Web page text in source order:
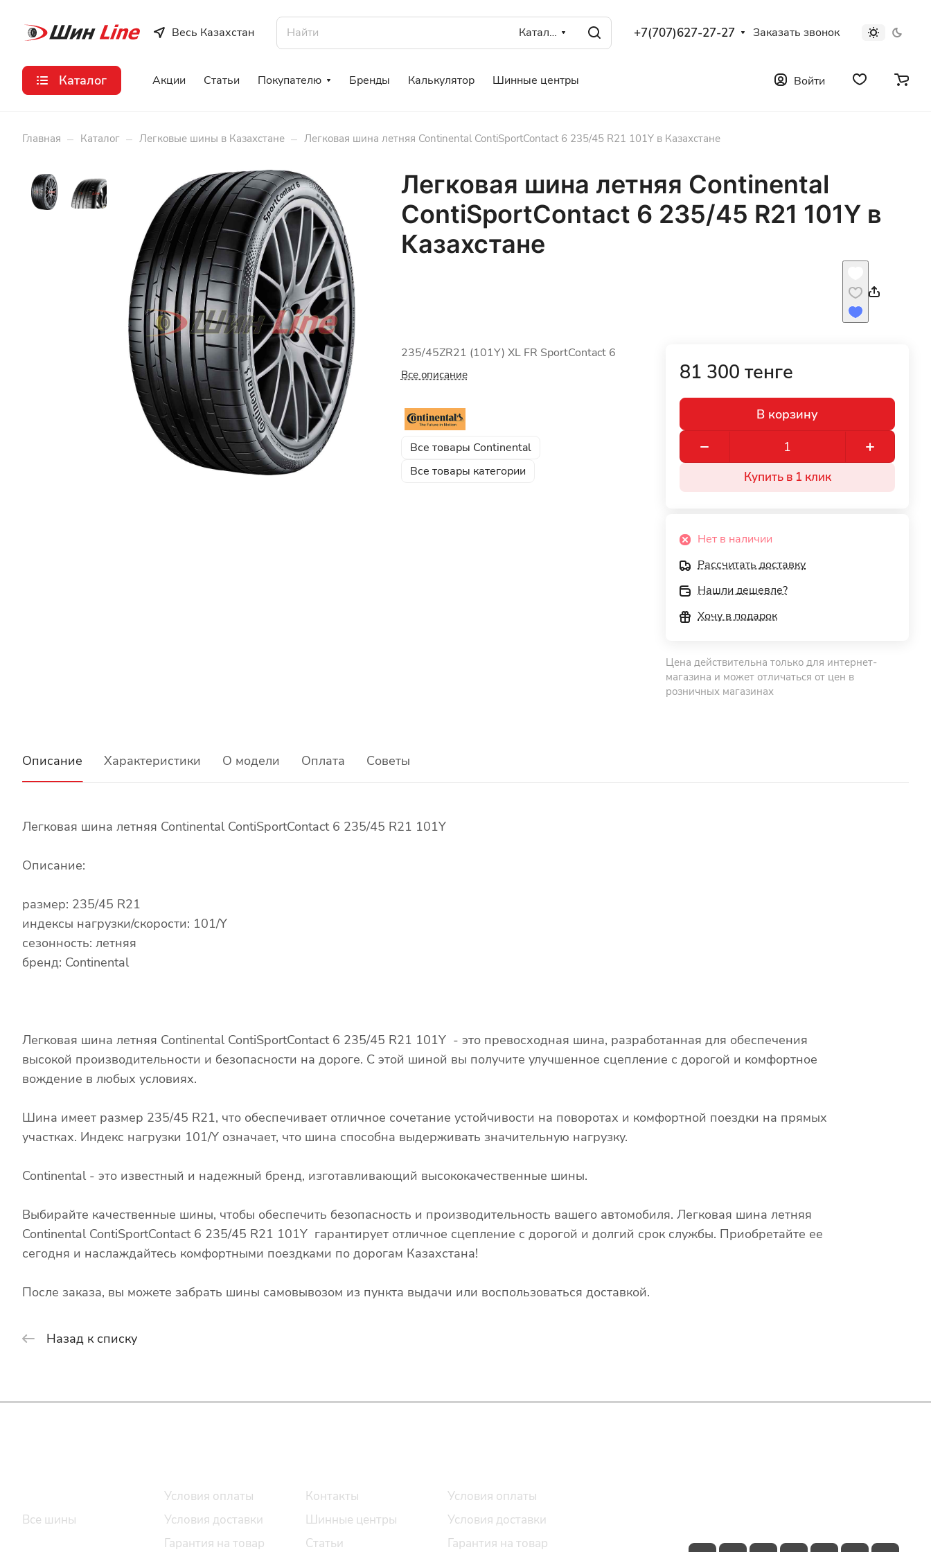
Весь Казахстан Каталог +7(707)627-27-27 Заказать звонок
Каталог Акции Статьи Покупателю Бренды Калькулятор Шинные центры Войти
Главная – Каталог – Легковые шины в Казахстане – Легковая шина летняя Continental ContiSportContact 6 235/45 R21 101Y в Казахстане
Легковая шина летняя Continental
ContiSportContact 6 235/45 R21 101Y в
Казахстане
235/45ZR21 (101Y) XL FR SportContact 6
Все описание
Все товары Continental
Все товары категории
81 300 тенге
В корзину
Купить в 1 клик
Нет в наличии
Рассчитать доставку
Нашли дешевле?
Хочу в подарок
Цена действительна только для интернет-
магазина и может отличаться от цен в
розничных магазинах
Описание Характеристики О модели Оплата Советы
Легковая шина летняя Continental ContiSportContact 6 235/45 R21 101Y
Описание:
размер: 235/45 R21
индексы нагрузки/скорости: 101/Y
сезонность: летняя
бренд: Continental
Легковая шина летняя Continental ContiSportContact 6 235/45 R21 101Y - это превосходная шина, разработанная для обеспечения
высокой производительности и безопасности на дороге. С этой шиной вы получите улучшенное сцепление с дорогой и комфортное
вождение в любых условиях.
Шина имеет размер 235/45 R21, что обеспечивает отличное сочетание устойчивости на поворотах и комфортной поездки на прямых
участках. Индекс нагрузки 101/Y означает, что шина способна выдерживать значительную нагрузку.
Continental - это известный и надежный бренд, изготавливающий высококачественные шины.
Выбирайте качественные шины, чтобы обеспечить безопасность и производительность вашего автомобиля. Легковая шина летняя
Continental ContiSportContact 6 235/45 R21 101Y гарантирует отличное сцепление с дорогой и долгий срок службы. Приобретайте ее
сегодня и наслаждайтесь комфортными поездками по дорогам Казахстана!
После заказа, вы можете забрать шины самовывозом из пункта выдачи или воспользоваться доставкой.
Назад к списку
Все шины
Условия оплаты
Условия доставки
Гарантия на товар
Контакты
Шинные центры
Статьи
Условия оплаты
Условия доставки
Гарантия на товар